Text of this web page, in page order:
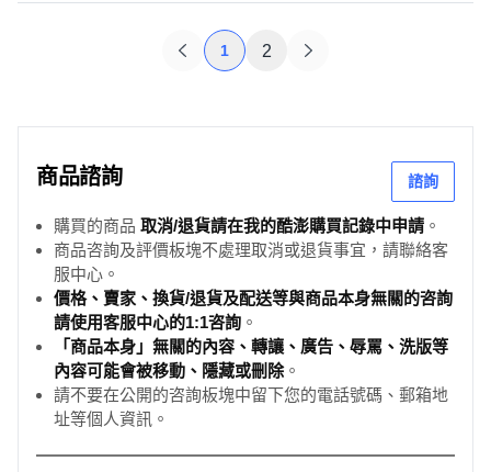
1 2
商品諮詢 諮詢
購買的商品 取消/退貨請在我的酷澎購買記錄中申請 。
商品咨詢及評價板塊不處理取消或退貨事宜，請聯絡客
服中心。
價格、賣家、換貨/退貨及配送等與商品本身無關的咨詢
請使用客服中心的1:1咨詢 。
「商品本身」無關的內容、轉讓、廣告、辱罵、洗版等
內容可能會被移動、隱藏或刪除。
請不要在公開的咨詢板塊中留下您的電話號碼、郵箱地
址等個人資訊。